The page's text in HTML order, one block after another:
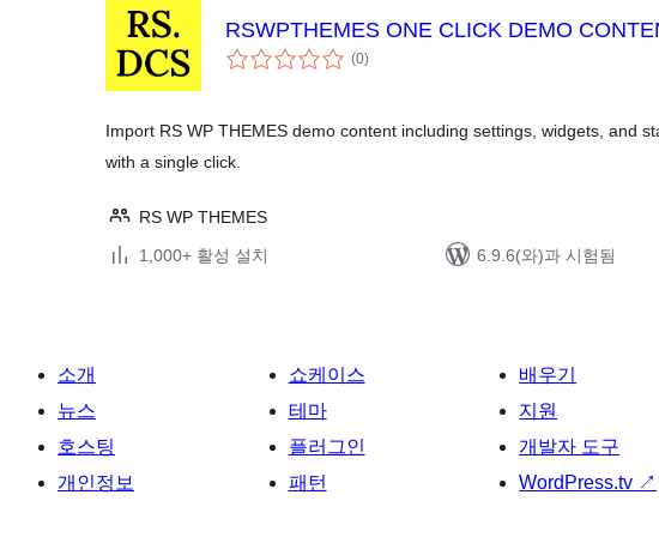
RSWPTHEMES ONE CLICK DEMO
(0전
체)
Import RS WP THEMES demo content including settings, widgets, and
with a single click.
RS WP THEMES
1,000+ 활성 설치
6.9.6(와)과 시험됨
소개
뉴스
호스팅
개인정보
쇼케이스
테마
플러그인
패턴
배우기
지원
개발자 도구
WordPress.tv ↗